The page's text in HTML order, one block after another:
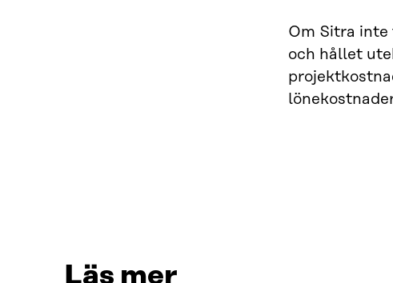
Om Sitra
och hållet
Läs mer